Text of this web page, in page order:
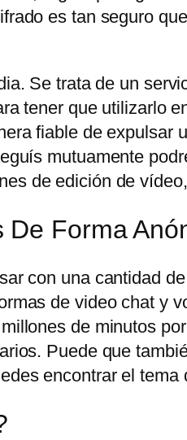
es tan seguro
Se trata de un
tener que utilizarlo
fiable de expulsar
mutuamente
de edición de
De Forma
con una cantidad
de video chat y
de minutos
Puede que
encontrar el tema